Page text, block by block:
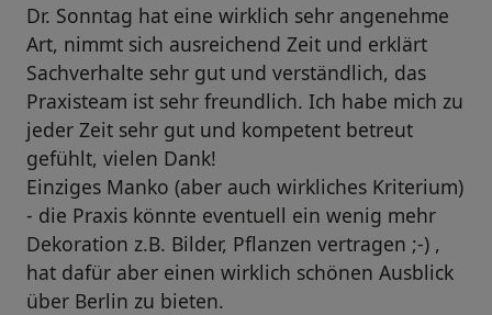
Dr. Sonntag hat eine wirklich sehr angenehme
Art, nimmt sich ausreichend Zeit und erklärt
Sachverhalte sehr gut und verständlich, das
Praxisteam ist sehr freundlich. Ich habe mich zu
jeder Zeit sehr gut und kompetent betreut
gefühlt, vielen Dank!
Einziges Manko (aber auch wirkliches Kriterium)
- die Praxis könnte eventuell ein wenig mehr
Dekoration z.B. Bilder, Pflanzen vertragen ;-) ,
hat dafür aber einen wirklich schönen Ausblick
über Berlin zu bieten.